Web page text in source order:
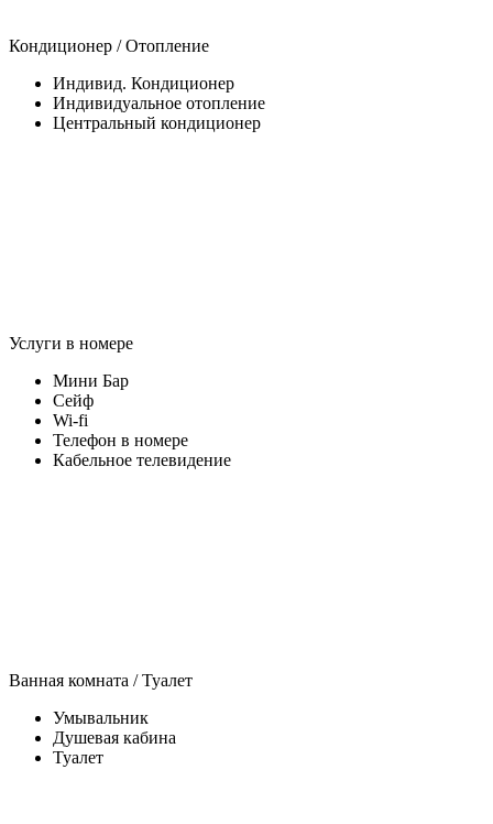
Кондиционер / Отопление
Индивид. Кондиционер
Индивидуальное отопление
Центральный кондиционер
Услуги в номере
Мини Бар
Сейф
Wi-fi
Телефон в номере
Кабельное телевидение
Ванная комната / Туалет
Умывальник
Душевая кабина
Туалет